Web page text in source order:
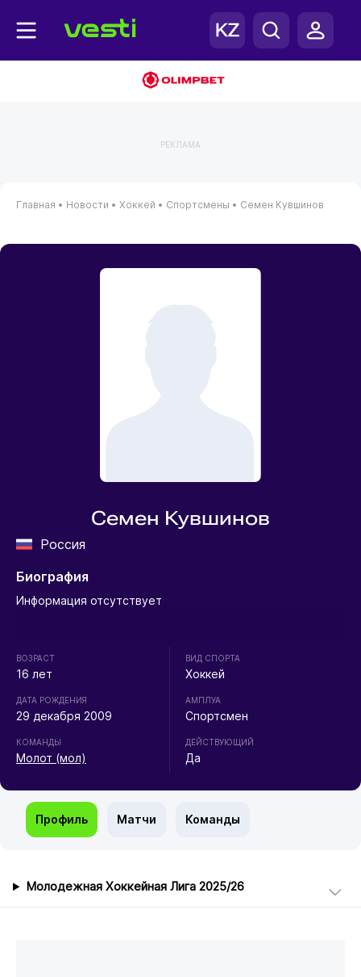
РЕКЛАМА
Главная • Новости • Хоккей • Спортсмены • Семен Кувшинов
Семен Кувшинов
Россия
Биография
Информация отсутствует
ВОЗРАСТ
16 лет
ДАТА РОЖДЕНИЯ
29 декабря 2009
КОМАНДЫ
Молот (мол)
ВИД СПОРТА
Хоккей
АМПЛУА
Спортсмен
ДЕЙСТВУЮЩИЙ
Да
Профиль Матчи Команды
Молодежная Хоккейная Лига 2025/26